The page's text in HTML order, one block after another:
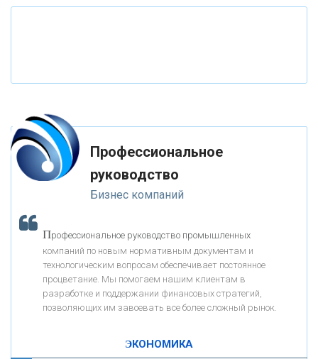
«ФК ОТКРЫТИЕ»
«ЗАПСИБКОМБАНК»
«РОСЕВРОБАНК»
«ПРЕСС-СЛУЖБА ВТБ24»
«АВТОГРАДБАНК»
К ак Система быстрых платежей за пять лет
Профессиональное
руководство
Бизнес компаний
Профессиональное руководство промышленных
компаний по новым нормативным документам и
технологическим вопросам обеспечивает постоянное
процветание. Мы помогаем нашим клиентам в
разработке и поддержании финансовых стратегий,
позволяющих им завоевать все более сложный рынок.
ЭКОНОМИКА